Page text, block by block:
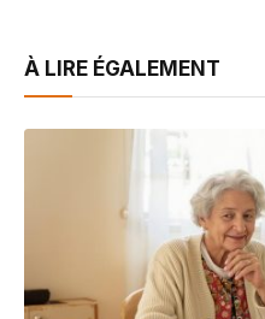
À LIRE ÉGALEMENT